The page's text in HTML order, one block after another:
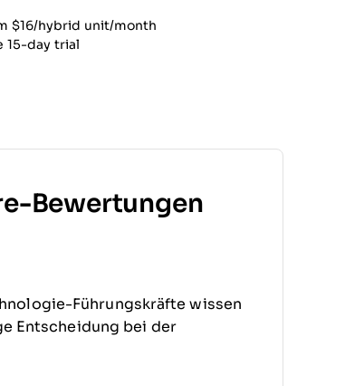
$16/hybrid unit/month
15-day trial
Bewertungen
Führungskräfte wissen
Entscheidung bei der